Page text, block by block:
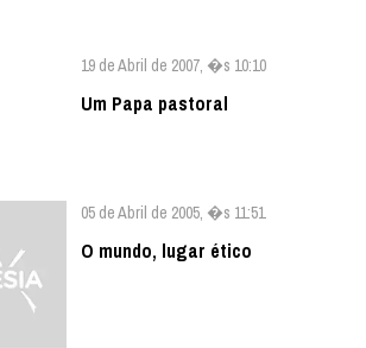
19 de Abril de 2007, �s 10:10
Um Papa pastoral
05 de Abril de 2005, �s 11:51
O mundo, lugar ético